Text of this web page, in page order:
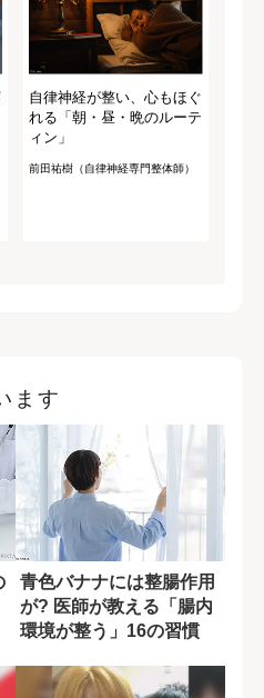
自律神経が整い、心もほぐ
れる「朝・昼・晩のルーテ
ィン」
前田祐樹（自律神経専門整体師）
ます
青色バナナには整腸作用
が? 医師が教える「腸内
環境が整う」16の習慣